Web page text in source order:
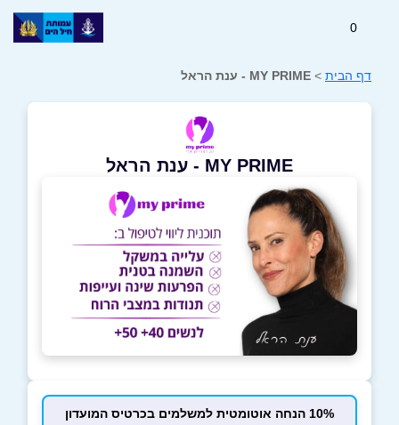
0
דף הבית > MY PRIME - ענת הראל
MY PRIME - ענת הראל
10% הנחה אוטומטית למשלמים בכרטיס המועדון